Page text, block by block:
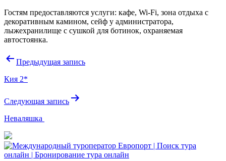
Гостям предоставляются услуги: кафе, Wi-Fi, зона отдыха с
декоративным камином, сейф у администратора,
лыжехранилище с сушкой для ботинок, охраняемая
автостоянка.
Навигация
записям
Предыдущая запись
Кия 2*
Следующая запись
Неваляшка